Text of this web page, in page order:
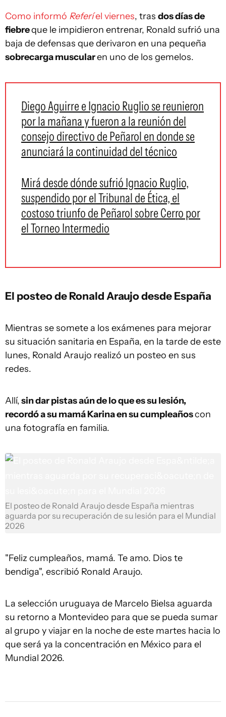
Como informó Referíel viernes, tras dos días de
fiebreque le impidieron entrenar, Ronald sufrió una
baja de defensas que derivaron en una pequeña
sobrecarga muscularen uno de los gemelos.
Diego Aguirre e Ignacio Ruglio se reunieron
por la mañana y fueron a la reunión del
consejo directivo de Peñarol en donde se
anunciará la continuidad del técnico
Mirá desde dónde sufrió Ignacio Ruglio,
suspendido por el Tribunal de Ética, el
costoso triunfo de Peñarol sobre Cerro por
el Torneo Intermedio
El posteo de Ronald Araujo desde España
Mientras se somete a los exámenes para mejorar
su situación sanitaria en España, en la tarde de este
lunes, Ronald Araujo realizó un posteo en sus
redes.
Allí,sin dar pistas aún de lo que es su lesión,
recordó a su mamá Karina en su cumpleañoscon
una fotografía en familia.
El posteo de Ronald Araujo desde España mientras
aguarda por su recuperación de su lesión para el Mundial
2026
"Feliz cumpleaños, mamá. Te amo. Dios te
bendiga", escribió Ronald Araujo.
La selección uruguaya de Marcelo Bielsa aguarda
su retorno a Montevideo para que se pueda sumar
al grupo y viajar en la noche de este martes hacia lo
que será ya la concentración en México para el
Mundial 2026.